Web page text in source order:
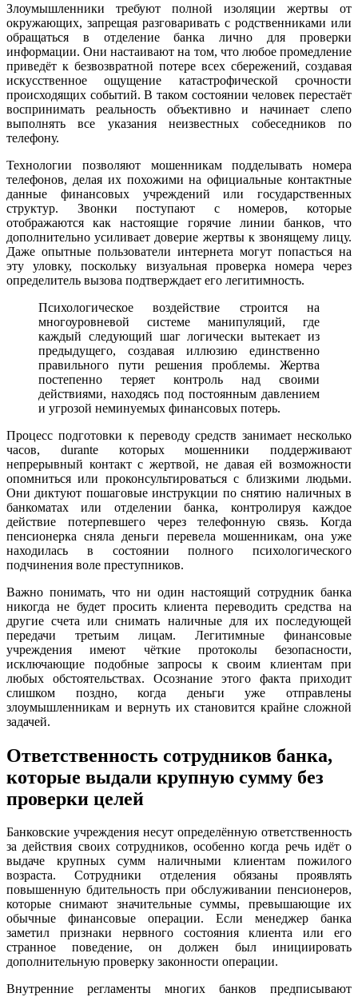
Злоумышленники требуют полной изоляции жертвы от
окружающих, запрещая разговаривать с родственниками или
обращаться в отделение банка лично для проверки
информации. Они настаивают на том, что любое промедление
приведёт к безвозвратной потере всех сбережений, создавая
искусственное ощущение катастрофической срочности
происходящих событий. В таком состоянии человек перестаёт
воспринимать реальность объективно и начинает слепо
выполнять все указания неизвестных собеседников по
телефону.
Технологии позволяют мошенникам подделывать номера
телефонов, делая их похожими на официальные контактные
данные финансовых учреждений или государственных
структур. Звонки поступают с номеров, которые
отображаются как настоящие горячие линии банков, что
дополнительно усиливает доверие жертвы к звонящему лицу.
Даже опытные пользователи интернета могут попасться на
эту уловку, поскольку визуальная проверка номера через
определитель вызова подтверждает его легитимность.
Психологическое воздействие строится на
многоуровневой системе манипуляций, где
каждый следующий шаг логически вытекает из
предыдущего, создавая иллюзию единственно
правильного пути решения проблемы. Жертва
постепенно теряет контроль над своими
действиями, находясь под постоянным давлением
и угрозой неминуемых финансовых потерь.
Процесс подготовки к переводу средств занимает несколько
часов, durante которых мошенники поддерживают
непрерывный контакт с жертвой, не давая ей возможности
опомниться или проконсультироваться с близкими людьми.
Они диктуют пошаговые инструкции по снятию наличных в
банкоматах или отделении банка, контролируя каждое
действие потерпевшего через телефонную связь. Когда
пенсионерка сняла деньги перевела мошенникам, она уже
находилась в состоянии полного психологического
подчинения воле преступников.
Важно понимать, что ни один настоящий сотрудник банка
никогда не будет просить клиента переводить средства на
другие счета или снимать наличные для их последующей
передачи третьим лицам. Легитимные финансовые
учреждения имеют чёткие протоколы безопасности,
исключающие подобные запросы к своим клиентам при
любых обстоятельствах. Осознание этого факта приходит
слишком поздно, когда деньги уже отправлены
злоумышленникам и вернуть их становится крайне сложной
задачей.
Ответственность сотрудников банка,
которые выдали крупную сумму без
проверки целей
Банковские учреждения несут определённую ответственность
за действия своих сотрудников, особенно когда речь идёт о
выдаче крупных сумм наличными клиентам пожилого
возраста. Сотрудники отделения обязаны проявлять
повышенную бдительность при обслуживании пенсионеров,
которые снимают значительные суммы, превышающие их
обычные финансовые операции. Если менеджер банка
заметил признаки нервного состояния клиента или его
странное поведение, он должен был инициировать
дополнительную проверку законности операции.
Внутренние регламенты многих банков предписывают